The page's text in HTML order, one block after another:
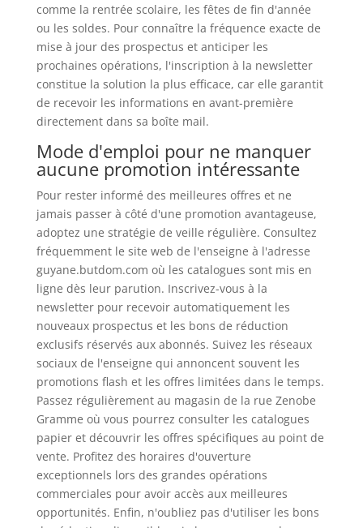
comme la rentrée scolaire, les fêtes de fin d'année
ou les soldes. Pour connaître la fréquence exacte de
mise à jour des prospectus et anticiper les
prochaines opérations, l'inscription à la newsletter
constitue la solution la plus efficace, car elle garantit
de recevoir les informations en avant-première
directement dans sa boîte mail.
Mode d'emploi pour ne manquer
aucune promotion intéressante
Pour rester informé des meilleures offres et ne
jamais passer à côté d'une promotion avantageuse,
adoptez une stratégie de veille régulière. Consultez
fréquemment le site web de l'enseigne à l'adresse
guyane.butdom.com où les catalogues sont mis en
ligne dès leur parution. Inscrivez-vous à la
newsletter pour recevoir automatiquement les
nouveaux prospectus et les bons de réduction
exclusifs réservés aux abonnés. Suivez les réseaux
sociaux de l'enseigne qui annoncent souvent les
promotions flash et les offres limitées dans le temps.
Passez régulièrement au magasin de la rue Zenobe
Gramme où vous pourrez consulter les catalogues
papier et découvrir les offres spécifiques au point de
vente. Profitez des horaires d'ouverture
exceptionnels lors des grandes opérations
commerciales pour avoir accès aux meilleures
opportunités. Enfin, n'oubliez pas d'utiliser les bons